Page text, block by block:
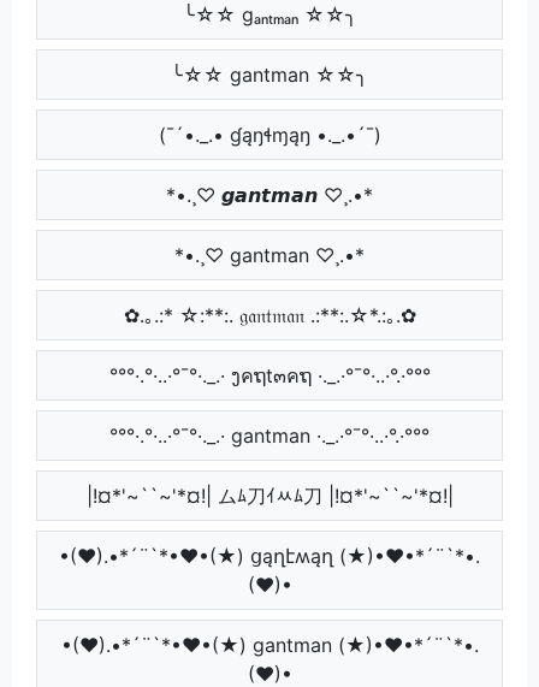
╰☆☆ gₐₙₜₘₐₙ ☆☆╮
╰☆☆ gantman ☆☆╮
(¯´•._.• ɠąŋɬɱąŋ •._.•´¯)
*•.¸♡ 𝙜𝙖𝙣𝙩𝙢𝙖𝙣 ♡¸.•*
*•.¸♡ gantman ♡¸.•*
✿.｡.:* ☆:**:. 𝔤𝔞𝔫𝔱𝔪𝔞𝔫 .:**:.☆*.:｡.✿
°°°·.°·..·°¯°·._.· ງคຖt๓คຖ ·._.·°¯°·..·°.·°°°
°°°·.°·..·°¯°·._.· gantman ·._.·°¯°·..·°.·°°°
|!¤*'~``~'*¤!| ムﾑ刀ｲﾶﾑ刀 |!¤*'~``~'*¤!|
•(♥).•*´¨`*•♥•(★) ցąղէʍąղ (★)•♥•*´¨`*•.
(♥)•
•(♥).•*´¨`*•♥•(★) gantman (★)•♥•*´¨`*•.
(♥)•